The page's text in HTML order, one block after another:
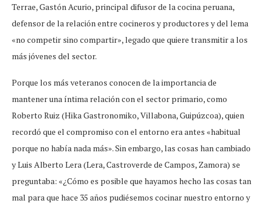
Terrae, Gastón Acurio, principal difusor de la cocina peruana,
defensor de la relación entre cocineros y productores y del lema
«no competir sino compartir», legado que quiere transmitir a los
más jóvenes del sector.
Porque los más veteranos conocen de la importancia de
mantener una íntima relación con el sector primario, como
Roberto Ruiz (Hika Gastronomiko, Villabona, Guipúzcoa), quien
recordó que el compromiso con el entorno era antes «habitual
porque no había nada más». Sin embargo, las cosas han cambiado
y Luis Alberto Lera (Lera, Castroverde de Campos, Zamora) se
preguntaba: «¿Cómo es posible que hayamos hecho las cosas tan
mal para que hace 35 años pudiésemos cocinar nuestro entorno y